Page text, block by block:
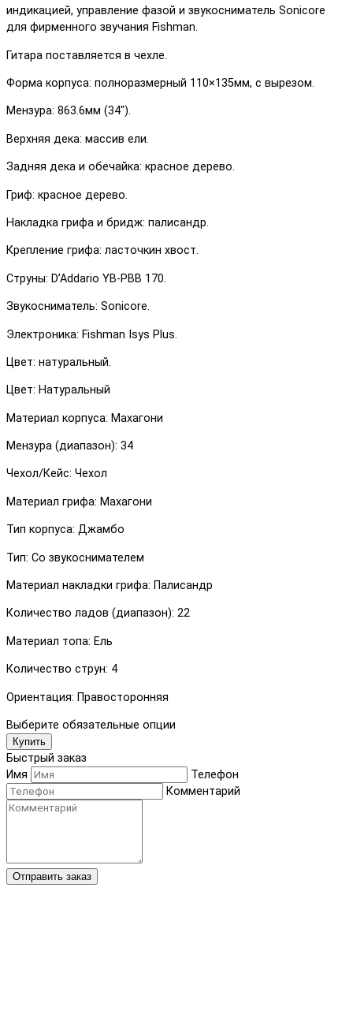
индикацией, управление фазой и звукосниматель Sonicore
для фирменного звучания Fishman.
Гитара поставляется в чехле.
Форма корпуса: полноразмерный 110×135мм, с вырезом.
Мензура: 863.6мм (34″).
Верхняя дека: массив ели.
Задняя дека и обечайка: красное дерево.
Гриф: красное дерево.
Накладка грифа и бридж: палисандр.
Крепление грифа: ласточкин хвост.
Струны: D’Addario YB-PBB 170.
Звукосниматель: Sonicore.
Электроника: Fishman Isys Plus.
Цвет: натуральный.
Цвет: Натуральный
Материал корпуса: Махагони
Мензура (диапазон): 34
Чехол/Кейс: Чехол
Материал грифа: Махагони
Тип корпуса: Джамбо
Тип: Со звукоснимателем
Материал накладки грифа: Палисандр
Количество ладов (диапазон): 22
Материал топа: Ель
Количество струн: 4
Ориентация: Правосторонняя
Выберите обязательные опции
Купить
Быстрый заказ
Имя
Телефон
Комментарий
Отправить заказ